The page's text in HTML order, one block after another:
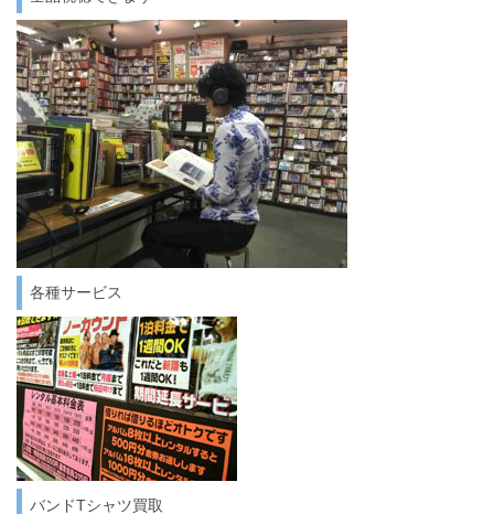
各種サービス
バンドTシャツ買取